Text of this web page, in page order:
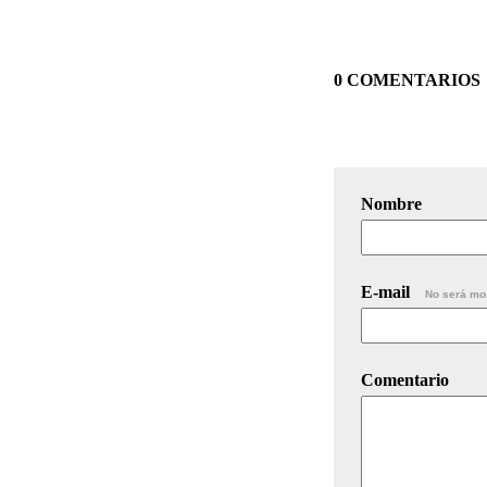
0 COMENTARIOS
Nombre
E-mail No será
Comentario